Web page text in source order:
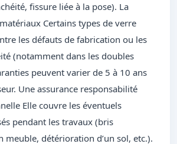
fissure liée à la pose). La
Certains types de verre
les défauts de fabrication ou les
(notamment dans les doubles
peuvent varier de 5 à 10 ans
Une assurance responsabilité
Elle couvre les éventuels
pendant les travaux (bris
meuble, détérioration d’un sol, etc.).